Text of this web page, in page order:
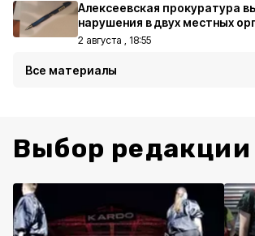
Алексеевская прокуратура
нарушения в двух местных
2 августа , 18:55
Все материалы
Выбор редакции